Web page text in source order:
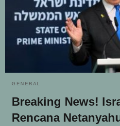
GENERAL
Breaking News!
Rencana